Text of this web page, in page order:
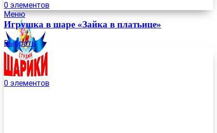
0 элементов
Меню
0 элементов
Игрушка в шаре «Зайка в платьице»
Выбрать